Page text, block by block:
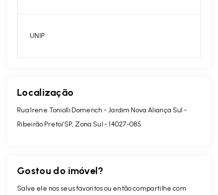
UNIP
Localização
Rua Irene Toniolli Domench - Jardim Nova Aliança Sul -
Ribeirão Preto/SP, Zona Sul - 14027-085
Gostou do imóvel?
Salve ele nos seus favoritos ou então compartilhe com